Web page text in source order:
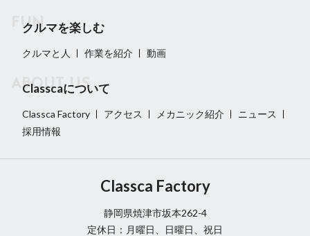
クルマを楽しむ
クルマと人 作業を紹介 動画
Classcaについて
Classca Factory アクセス メカニック紹介
ニュース
採用情報
Classca Factory
静岡県焼津市坂本262-4
定休日：月曜日、日曜日、祝日